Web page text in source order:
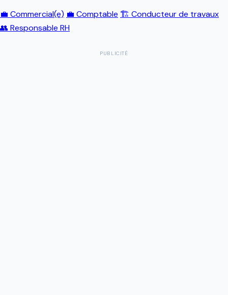
💼 Commercial(e) 💼 Comptable 🏗️ Conducteur de travaux
👥 Responsable RH
PUBLICITÉ